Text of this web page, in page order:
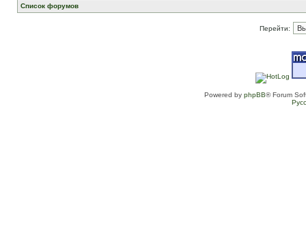
Список форумов
Перейти:
Powered by phpBB® Forum